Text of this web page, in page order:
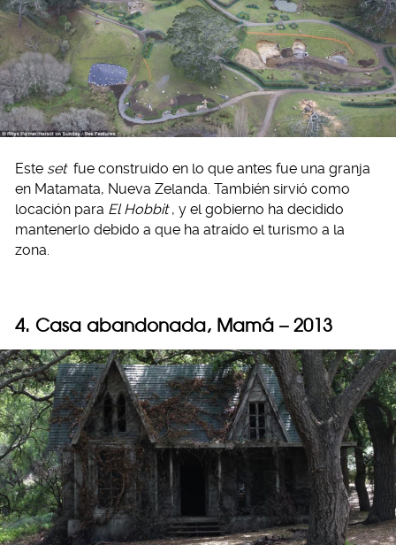
Este set fue construido en lo que antes fue una granja
en Matamata, Nueva Zelanda. También sirvió como
locación para El Hobbit , y el gobierno ha decidido
mantenerlo debido a que ha atraído el turismo a la
zona.
4. Casa abandonada, Mamá – 2013